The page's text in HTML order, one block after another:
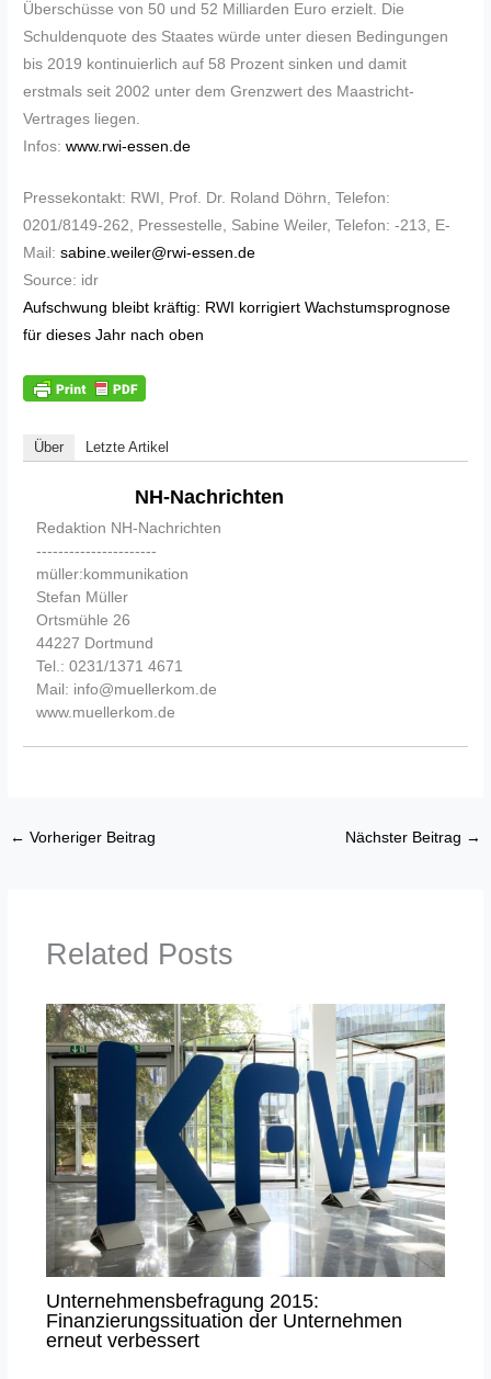
Überschüsse von 50 und 52 Milliarden Euro erzielt. Die
Schuldenquote des Staates würde unter diesen Bedingungen
bis 2019 kontinuierlich auf 58 Prozent sinken und damit
erstmals seit 2002 unter dem Grenzwert des Maastricht-
Vertrages liegen.
Infos:www.rwi-essen.de
Pressekontakt: RWI, Prof. Dr. Roland Döhrn, Telefon:
0201/8149-262, Pressestelle, Sabine Weiler, Telefon: -213, E-
Mail:sabine.weiler@rwi-essen.de
Source: idr
Aufschwung bleibt kräftig: RWI korrigiert Wachstumsprognose
für dieses Jahr nach oben
Über Letzte Artikel
NH-Nachrichten
Redaktion NH-Nachrichten
----------------------
müller:kommunikation
Stefan Müller
Ortsmühle 26
44227 Dortmund
Tel.: 0231/1371 4671
Mail: info@muellerkom.de
www.muellerkom.de
← Vorheriger Beitrag Nächster Beitrag →
Related Posts
Unternehmensbefragung 2015:
Finanzierungssituation der Unternehmen
erneut verbessert